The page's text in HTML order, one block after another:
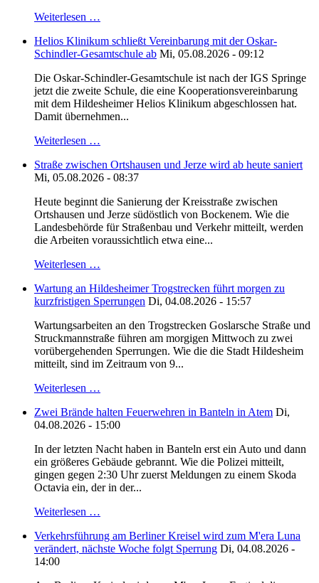
Weiterlesen …
Helios Klinikum schließt Vereinbarung mit der Oskar-
Schindler-Gesamtschule ab Mi, 05.08.2026 - 09:12
Die Oskar-Schindler-Gesamtschule ist nach der IGS Springe
jetzt die zweite Schule, die eine Kooperationsvereinbarung
mit dem Hildesheimer Helios Klinikum abgeschlossen hat.
Damit übernehmen...
Weiterlesen …
Straße zwischen Ortshausen und Jerze wird ab heute saniert
Mi, 05.08.2026 - 08:37
Heute beginnt die Sanierung der Kreisstraße zwischen
Ortshausen und Jerze südöstlich von Bockenem. Wie die
Landesbehörde für Straßenbau und Verkehr mitteilt, werden
die Arbeiten voraussichtlich etwa eine...
Weiterlesen …
Wartung an Hildesheimer Trogstrecken führt morgen zu
kurzfristigen Sperrungen Di, 04.08.2026 - 15:57
Wartungsarbeiten an den Trogstrecken Goslarsche Straße und
Struckmannstraße führen am morgigen Mittwoch zu zwei
vorübergehenden Sperrungen. Wie die die Stadt Hildesheim
mitteilt, sind im Zeitraum von 9...
Weiterlesen …
Zwei Brände halten Feuerwehren in Banteln in Atem Di,
04.08.2026 - 15:00
In der letzten Nacht haben in Banteln erst ein Auto und dann
ein größeres Gebäude gebrannt. Wie die Polizei mitteilt,
gingen gegen 2:30 Uhr zuerst Meldungen zu einem Skoda
Octavia ein, der in der...
Weiterlesen …
Verkehrsführung am Berliner Kreisel wird zum M'era Luna
verändert, nächste Woche folgt Sperrung Di, 04.08.2026 -
14:00